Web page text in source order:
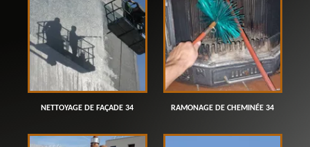
NETTOYAGE DE FAÇADE 34 RAMONAGE DE CHEMINÉE 34